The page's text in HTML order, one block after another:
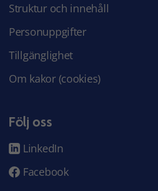
Struktur och innehåll
Personuppgifter
Tillgänglighet
Om kakor (cookies)
Följ oss
LinkedIn
Facebook